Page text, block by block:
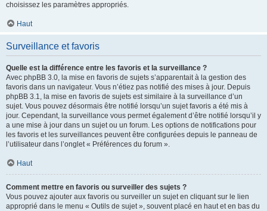
choisissez les paramètres appropriés.
Haut
Surveillance et favoris
Quelle est la différence entre les favoris et la surveillance ?
Avec phpBB 3.0, la mise en favoris de sujets s’apparentait à la gestion des
favoris dans un navigateur. Vous n’étiez pas notifié des mises à jour. Depuis
phpBB 3.1, la mise en favoris de sujets est similaire à la surveillance d’un
sujet. Vous pouvez désormais être notifié lorsqu’un sujet favoris a été mis à
jour. Cependant, la surveillance vous permet également d’être notifié lorsqu’il y
a une mise à jour dans un sujet ou un forum. Les options de notifications pour
les favoris et les surveillances peuvent être configurées depuis le panneau de
l’utilisateur dans l’onglet « Préférences du forum ».
Haut
Comment mettre en favoris ou surveiller des sujets ?
Vous pouvez ajouter aux favoris ou surveiller un sujet en cliquant sur le lien
approprié dans le menu « Outils de sujet », souvent placé en haut et en bas du